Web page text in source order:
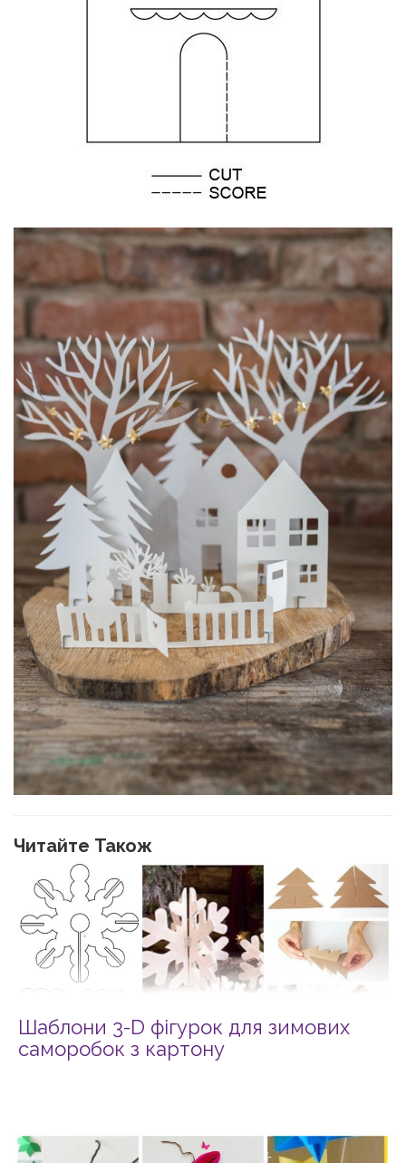
Читайте Також
Шаблони 3-D фігурок для зимових
саморобок з картону